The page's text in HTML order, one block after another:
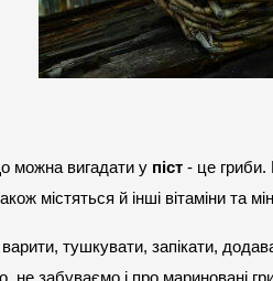
можна вигадати у піст - це гриби.
містяться й інші вітаміни та
тушкувати, запікати,